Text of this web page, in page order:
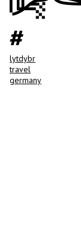
lytdybr
travel
germany